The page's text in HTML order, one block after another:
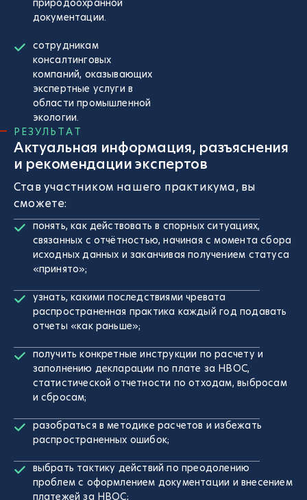
документации.
сотрудникам
консалтинговых
компаний, оказывающих
экспертные услуги в
области промышленной
экологии.
РЕЗУЛЬТАТ
Актуальная информация, разъяснения
и рекомендации экспертов
Став участником нашего практикума, вы
сможете:
понять, как действовать в спорных ситуациях,
связанных с отчётностью, начиная с момента сбора
исходных данных и заканчивая получением статуса
«принято»;
узнать, какими последствиями чревата
распространенная практика каждый год подавать
отчеты «как раньше»;
получить конкретные инструкции по расчету и
заполнению декларации по плате за НВОС,
статистической отчетности по отходам, выбросам
и сбросам;
разобраться в методике расчетов и избежать
распространенных ошибок;
выбрать тактику действий по преодолению
проблем с оформлением документации и внесением
платежей за НВОС;